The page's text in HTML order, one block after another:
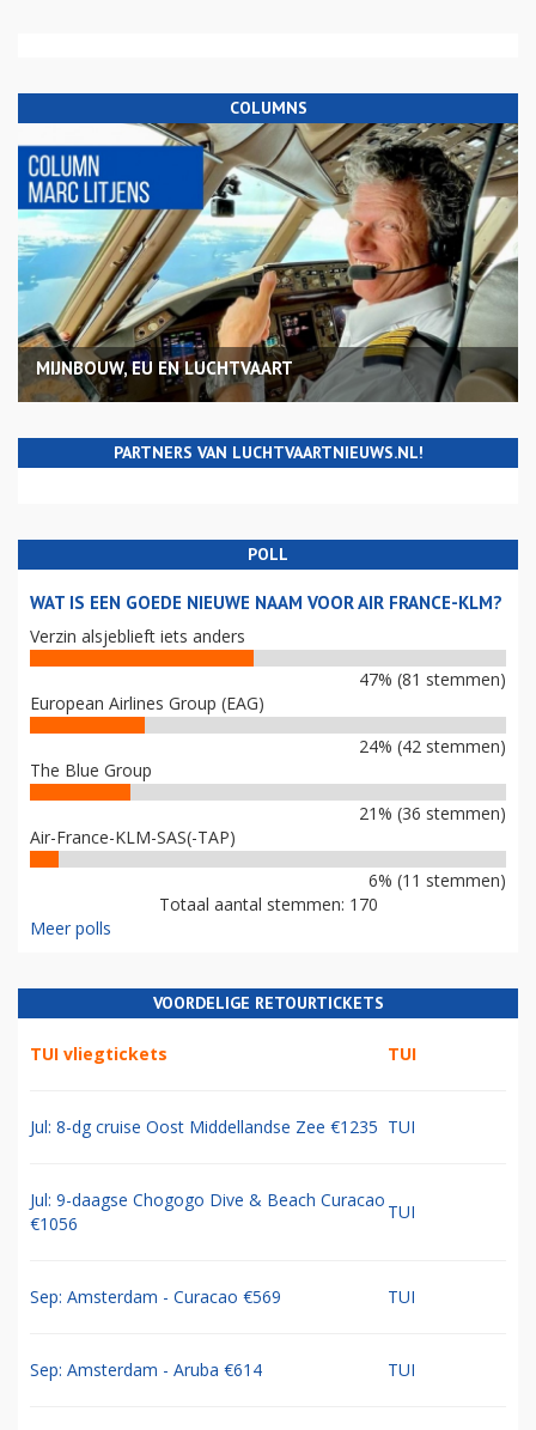
COLUMNS
MIJNBOUW, EU EN LUCHTVAART
PARTNERS VAN LUCHTVAARTNIEUWS.NL!
POLL
WAT IS EEN GOEDE NIEUWE NAAM VOOR AIR FRANCE-KLM?
Verzin alsjeblieft iets anders
47% (81 stemmen)
European Airlines Group (EAG)
24% (42 stemmen)
The Blue Group
21% (36 stemmen)
Air-France-KLM-SAS(-TAP)
6% (11 stemmen)
Totaal aantal stemmen: 170
Meer polls
VOORDELIGE RETOURTICKETS
TUI vliegtickets TUI
Jul: 8-dg cruise Oost Middellandse Zee €1235 TUI
Jul: 9-daagse Chogogo Dive & Beach Curacao
€1056
TUI
Sep: Amsterdam - Curacao €569 TUI
Sep: Amsterdam - Aruba €614 TUI